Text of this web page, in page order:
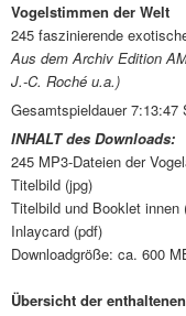
Vogelstimmen der Welt
245 faszinierende
Aus dem Archiv Edition
J.-C. Roché u.a.)
Gesamtspieldauer 7:13:47
INHALT des Downloads:
245 MP3-Dateien der
Titelbild (jpg)
Titelbild und Booklet innen
Inlaycard (pdf)
Downloadgröße: ca. 600
Übersicht der